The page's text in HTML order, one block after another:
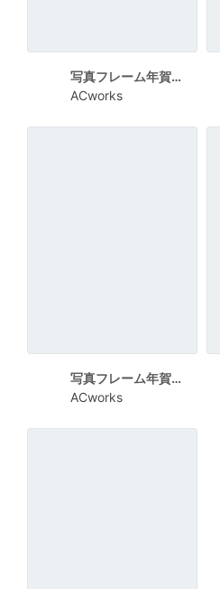
写真フレーム年賀状 少しかすれたHAPPY NEW YEAR
ACworks
写真フレーム年賀状 黒いワイヤーのフレーム
ACworks